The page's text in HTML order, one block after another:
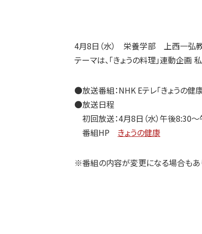
4月8日（水） 栄養学部 上西一弘教
テーマは、「きょうの料理」連動企画
●放送番組：NHK Eテレ「きょうの健康
●放送日程
初回放送：4月8日（水）午後8:30
番組HP きょうの健康
※番組の内容が変更になる場合もあ